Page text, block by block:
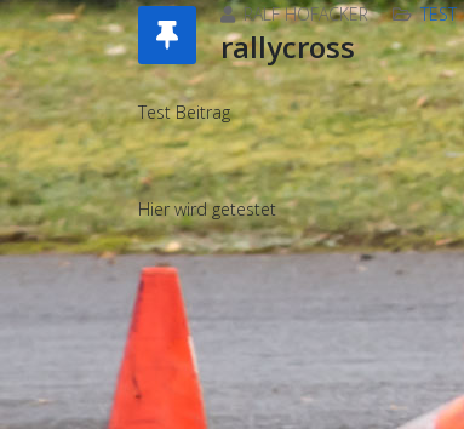
RALF HOFACKER TEST
rallycross
Test Beitrag
Hier wird getestet